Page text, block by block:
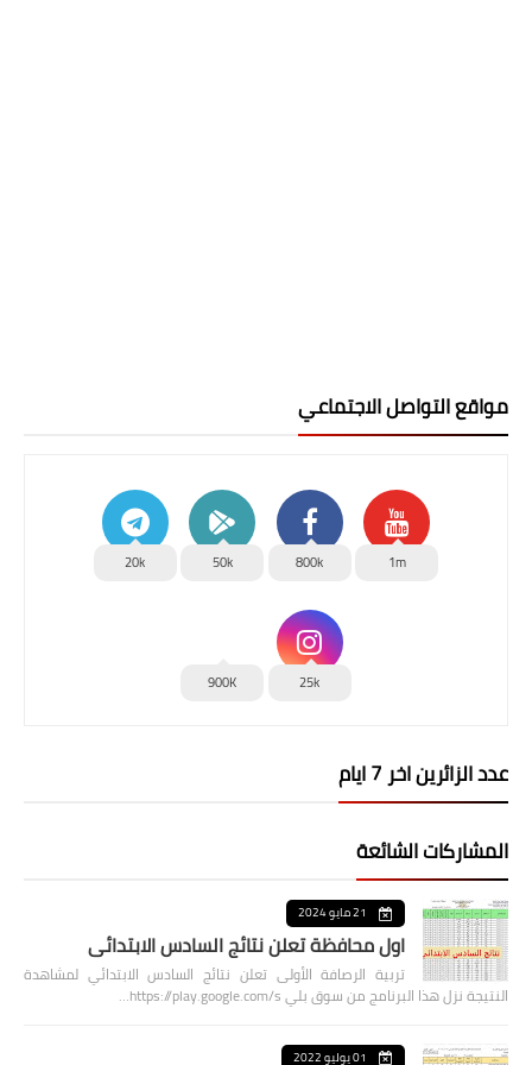
مواقع التواصل الاجتماعي
1m
800k
50k
20k
25k
900K
عدد الزائرين اخر 7 ايام
المشاركات الشائعة
21 مايو 2024
اول محافظة تعلن نتائج السادس الابتدائي
تربية الرصافة الأولى تعلن نتائج السادس الابتدائي لمشاهدة
النتيجة نزل هذا البرنامج من سوق بلي https://play.google.com/s…
01 يوليو 2022